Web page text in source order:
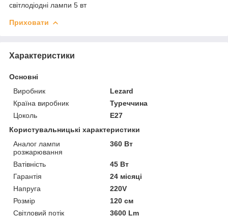
світлодіодні лампи 5 вт
Приховати
Характеристики
Основні
Виробник
Lezard
Країна виробник
Туреччина
Цоколь
E27
Користувальницькі характеристики
Аналог лампи
розжарювання
360 Вт
Ватівність
45 Вт
Гарантія
24 місяці
Напруга
220V
Розмір
120 см
Світловий потік
3600 Lm